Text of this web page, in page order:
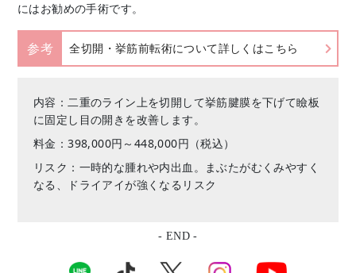
にはお勧めの手術です。
参考 全切開・挙筋前転術について詳しくはこちら
内容：二重のライン上を切開して挙筋腱膜を下げて瞼板
に固定し目の開きを改善します。
料金：398,000円～448,000円（税込）
リスク：一時的な腫れや内出血。まぶたがむくみやすく
なる、ドライアイが強くなるリスク
- END -